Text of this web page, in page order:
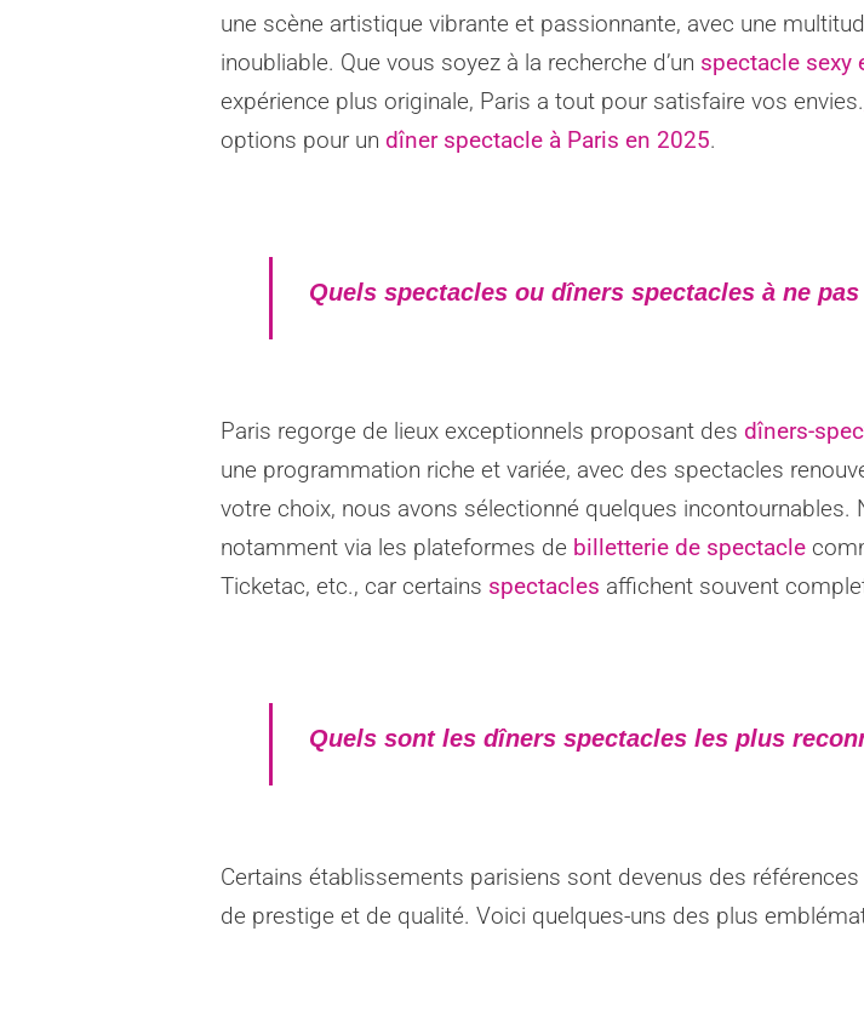
une scène artistique vibrante et passionnante, avec une
inoubliable. Que vous soyez à la recherche d’un spectacle sexy
expérience plus originale, Paris a tout pour satisfaire vos envies.
options pour un dîner spectacle à Paris en 2025.
Quels spectacles ou dîners spectacles à ne
Paris regorge de lieux exceptionnels proposant des dîners-
une programmation riche et variée, avec des spectacles
votre choix, nous avons sélectionné quelques incontournables.
notamment via les plateformes de billetterie de spectacle
Ticketac, etc., car certains spectacles affichent souvent
Quels sont les dîners spectacles les plus
Certains établissements parisiens sont devenus des
de prestige et de qualité. Voici quelques-uns des plus